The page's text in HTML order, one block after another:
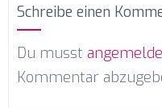
Schreibe einen
Du musst
Kommentar